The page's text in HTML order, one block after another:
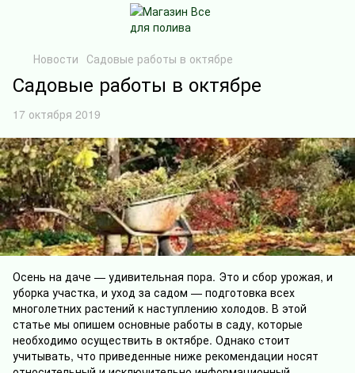
Новости Садовые работы в октябре
Садовые работы в октябре
17 октября 2019
Осень на даче — удивительная пора. Это и сбор урожая, и
уборка участка, и уход за садом — подготовка всех
многолетних растений к наступлению холодов. В этой
статье мы опишем основные работы в саду, которые
необходимо осуществить в октябре. Однако стоит
учитывать, что приведенные ниже рекомендации носят